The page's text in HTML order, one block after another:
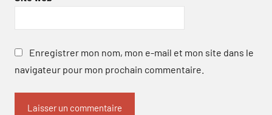
Enregistrer mon nom, mon e-mail et mon site dans le
navigateur pour mon prochain commentaire.